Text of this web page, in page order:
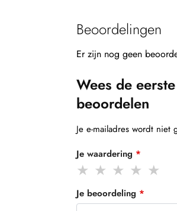
Beoordelingen
Er zijn nog geen
Wees de
beoordelen
Je e-mailadres wordt niet
Je waardering *
Je beoordeling *